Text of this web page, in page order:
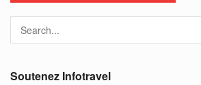
Soutenez Infotravel